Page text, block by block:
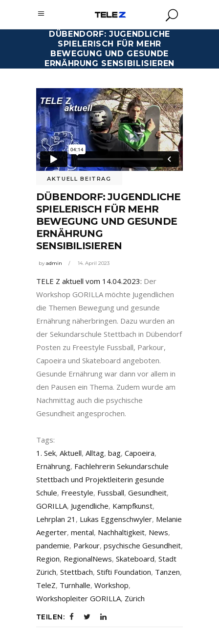
DÜBENDORF: JUGENDLICHE
SPIELERISCH FÜR MEHR
BEWEGUNG UND GESUNDE
ERNÄHRUNG SENSIBILISIEREN
AKTUELL BEITRAG
DÜBENDORF: JUGENDLICHE
SPIELERISCH FÜR MEHR
BEWEGUNG UND GESUNDE
ERNÄHRUNG
SENSIBILISIEREN
byadmin 14. April 2023
TELE Z aktuell vom 14.04.2023: Der
Workshop GORILLA möchte Jugendlichen
die Themen Bewegung und gesunde
Ernährung näherbringen. Dazu wurden an
der Sekundarschule Stettbach in Dübendorf
Posten zu Freestyle Fussball, Parkour,
Capoeira und Skateboard angeboten.
Gesunde Ernährung war dann vor allem in
den Pausen ein Thema. Zudem wurde am
Nachmittag auch die psychische
Gesundheit angesprochen.
Tags:
1. Sek, Aktuell, Alltag, bag, Capoeira,
Ernährung, Fachlehrerin Sekundarschule
Stettbach und Projektleiterin gesunde
Schule, Freestyle, Fussball, Gesundheit,
GORILLA, Jugendliche, Kampfkunst,
Lehrplan 21 , Lukas Eggenschwyler, Melanie
Aegerter, mental, Nachhaltigkeit, News,
pandemie, Parkour, psychische Gesundheit,
Region, RegionalNews, Skateboard, Stadt
Zürich, Stettbach, Stifti Foundation, Tanzen,
TeleZ, Turnhalle, Workshop,
Workshopleiter GORILLA, Zürich
TEILEN: